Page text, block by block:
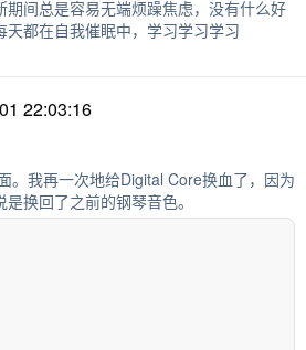
期间总是容易无端烦躁焦虑，没有什么好
都在自我催眠中，学习学习学习
22:03:16
。我再一次地给Digital Core换血了，因为
换回了之前的钢琴音色。